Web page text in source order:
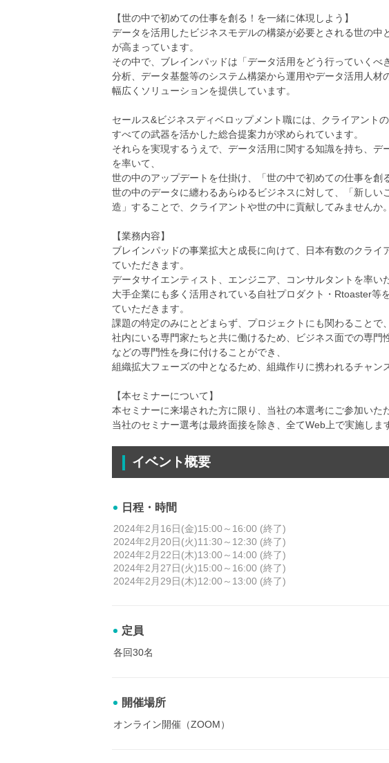
【世の中で初めての仕事を創る！を一緒に体現しよう】
データを活用したビジネスモデルの構築が必要とされる世の
が高まっています。
その中で、ブレインパッドは「データ活用をどう行っていく
分析、データ基盤等のシステム構築から運用やデータ活用人材
幅広くソリューションを提供しています。
セールス&ビジネスディベロップメント職には、クライアント
すべての武器を活かした総合提案力が求められています。
それらを実現するうえで、データ活用に関する知識を持ち、
を率いて、
世の中のアップデートを仕掛け、「世の中で初めての仕事を創
世の中のデータに纏わるあらゆるビジネスに対して、「新しい
造」することで、クライアントや世の中に貢献してみませんか。
【業務内容】
ブレインパッドの事業拡大と成長に向けて、日本有数のクラ
ていただきます。
データサイエンティスト、エンジニア、コンサルタントを率い
大手企業にも多く活用されている自社プロダクト・Rtoaster等
ていただきます。
課題の特定のみにとどまらず、プロジェクトにも関わることで
社内にいる専門家たちと共に働けるため、ビジネス面での専
などの専門性を身に付けることができ、
組織拡大フェーズの中となるため、組織作りに携われるチャン
【本セミナーについて】
本セミナーに来場された方に限り、当社の本選考にご参加いた
当社のセミナー選考は最終面接を除き、全てWeb上で実施しま
イベント概要
日程・時間
2024年2月16日(金)15:00～16:00 (終了)
2024年2月20日(火)11:30～12:30 (終了)
2024年2月22日(木)13:00～14:00 (終了)
2024年2月27日(火)15:00～16:00 (終了)
2024年2月29日(木)12:00～13:00 (終了)
定員
各回30名
開催場所
オンライン開催（ZOOM）